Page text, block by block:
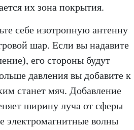
их зона покрытия.
себе изотропную антенну
шар. Если вы надавите
его стороны будут
давления вы добавите к
станет мяч. Добавление
ширину луча от сферы
электромагнитные волны